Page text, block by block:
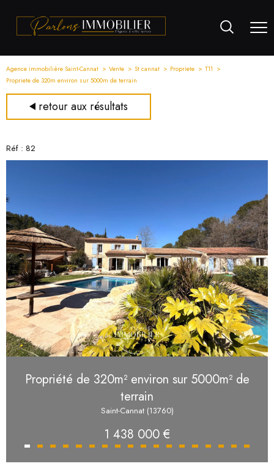
Agence immobilière Saint-Cannat Vente St cannat Propriete
T11
Propriete de 320m environ sur 5000m de terrain
retour aux résultats
Réf : 82
Propriété de 320m² environ sur 5000m² de
terrain
Saint-Cannat (13760)
1 438 000 €